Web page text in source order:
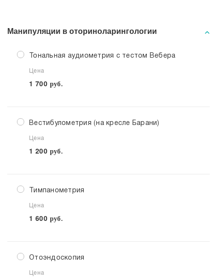
Манипуляции в оториноларингологии
Тональная аудиометрия с тестом Вебера
Цена
1 700 руб.
Вестибулометрия (на кресле Барани)
Цена
1 200 руб.
Тимпанометрия
Цена
1 600 руб.
Отоэндоскопия
Цена